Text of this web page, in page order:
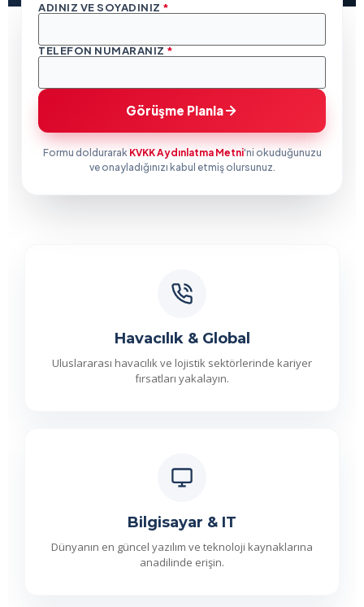
ADINIZ VE SOYADINIZ *
TELEFON NUMARANIZ *
Görüşme Planla
Formu doldurarak KVKK Aydınlatma Metni'ni okuduğunuzu
ve onayladığınızı kabul etmiş olursunuz.
Havacılık & Global
Uluslararası havacılık ve lojistik sektörlerinde kariyer
fırsatları yakalayın.
Bilgisayar & IT
Dünyanın en güncel yazılım ve teknoloji kaynaklarına
anadilinde erişin.